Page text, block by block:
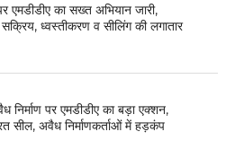
एमडीडीए का सख्त अभियान जारी,
ध्वस्तीकरण व सीलिंग की लगातार
पर एमडीडीए का बड़ा एक्शन,
सील, अवैध निर्माणकर्ताओं में हड़कंप